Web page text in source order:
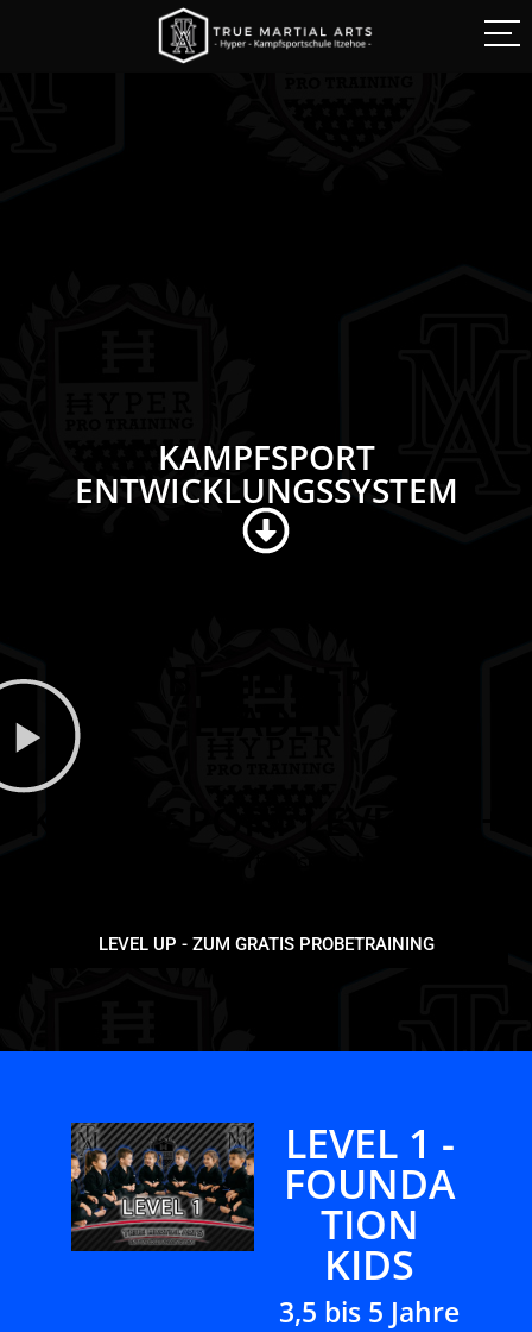
KAMPFSPORT
ENTWICKLUNGSSYSTEM
VOM BEGINNER ZUM
LEVEL UP - ZUM GRATIS PROBETRAINING
LEVEL 1 -
FOUNDA
TION
KIDS
3,5 bis 5 Jahre